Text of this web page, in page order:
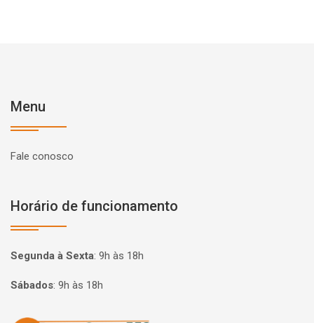
Menu
Fale conosco
Horário de funcionamento
Segunda à Sexta: 9h às 18h
Sábados: 9h às 18h